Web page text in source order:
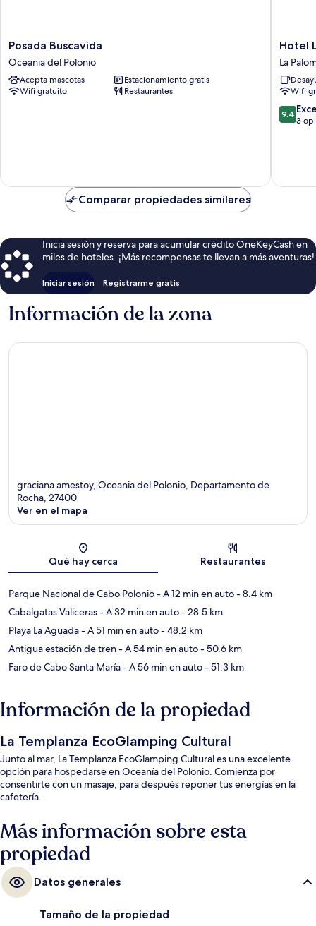
Posada
Buscavida
Oceania
del
Polonio
Posada Buscavida
Oceania del Polonio
Acepta mascotas
Estacionamiento gratis
Wifi gratuito
Restaurantes
Hotel
La
Casona
La
Paloma
Hotel
La
Wifi
9.4
de
9.4
3
Comparar propiedades similares
Inicia sesión y reserva para acumular crédito OneKeyCash en
miles de hoteles. ¡Más recompensas te llevan a más aventuras!
Iniciar sesión Registrarme gratis
Información de la zona
graciana amestoy, Oceania del Polonio, Departamento de
Rocha, 27400
Ver en el mapa
Qué hay cerca Restaurantes
Parque Nacional de Cabo Polonio- A 12 min en auto- 8.4 km
Cabalgatas Valiceras- A 32 min en auto- 28.5 km
Playa La Aguada- A 51 min en auto- 48.2 km
Antigua estación de tren- A 54 min en auto- 50.6 km
Faro de Cabo Santa María- A 56 min en auto- 51.3 km
Información de la propiedad
La Templanza EcoGlamping Cultural
Junto al mar, La Templanza EcoGlamping Cultural es una excelente
opción para hospedarse en Oceanía del Polonio. Comienza por
consentirte con un masaje, para después reponer tus energías en la
cafetería.
Más información sobre esta
propiedad
Datos generales
Tamaño de la propiedad